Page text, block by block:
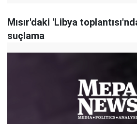
Mısır'daki 'Libya
suçlama